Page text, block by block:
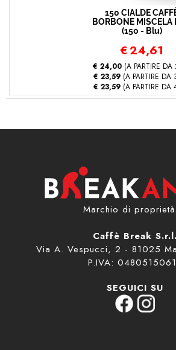
150 CIALDE
BORBONE MISCELA
(150 - Blu)
€24,61
€ 24,00(A PARTIRE DA
€ 23,59 (A PARTIRE DA
€ 23,59 (A PARTIRE DA
Marchio di
Caffè Break S.r.l.
Via A. Vespucci, 2 - 81025
P.IVA:
SEGUICI SU